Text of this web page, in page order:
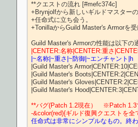
**クエストの流れ [#mefc374c]
+Brynjolfから新しいギルドマスターの
+任命式に立ち会う。
+TonillaからGuild Master's Armorを受
|CENTER:名称|CENTER:重さ
|~名称|~重さ|~防御|~エンチャント|h
|Guild Master's
|Guild Master's
|Guild Master's
|Guild Master's
**バグ(Patch 1.2現在）　※Patch 1.3
-&color(red){ギルド復興クエストを
任命式は非常にシンプルなもの。終